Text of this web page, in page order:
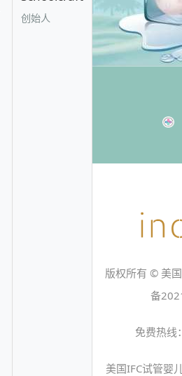
创始人
版权所有 © 美
备
免费热
美国IFC试管婴